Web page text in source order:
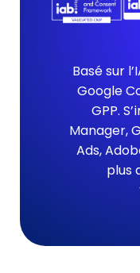
Basé sur
Google
GPP.
Manager,
Ads,
plus